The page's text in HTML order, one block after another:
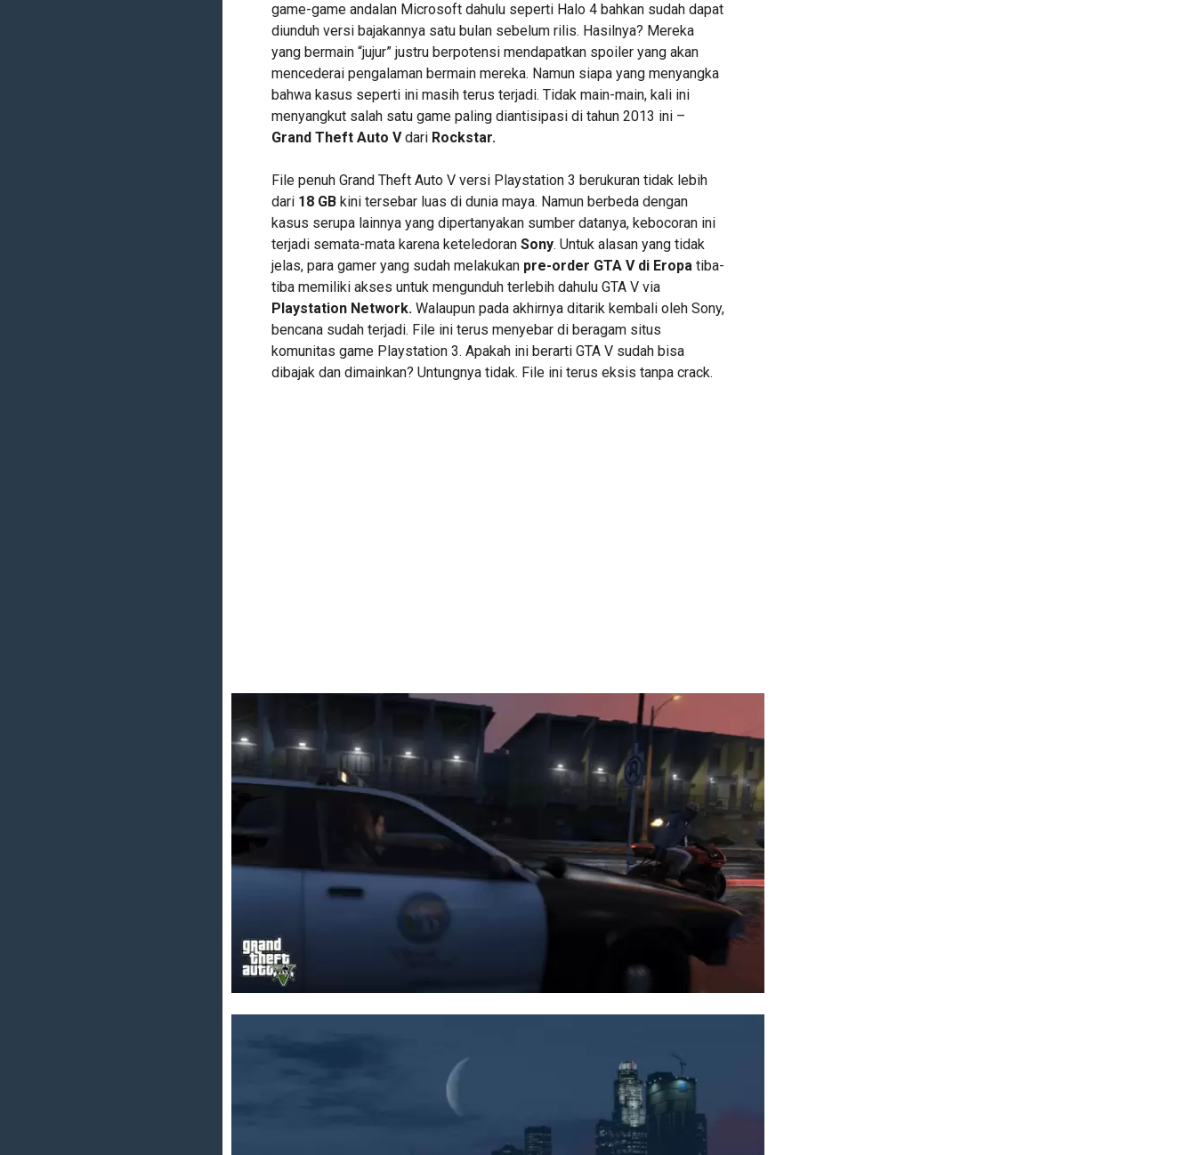
game-game andalan Microsoft dahulu seperti Halo 4 bahkan sudah dapat
diunduh versi bajakannya satu bulan sebelum rilis. Hasilnya? Mereka
yang bermain “jujur” justru berpotensi mendapatkan spoiler yang akan
mencederai pengalaman bermain mereka. Namun siapa yang menyangka
bahwa kasus seperti ini masih terus terjadi. Tidak main-main, kali ini
menyangkut salah satu game paling diantisipasi di tahun 2013 ini –
Grand Theft Auto Vdari Rockstar.
File penuh Grand Theft Auto V versi Playstation 3 berukuran tidak lebih
dari 18 GBkini tersebar luas di dunia maya. Namun berbeda dengan
kasus serupa lainnya yang dipertanyakan sumber datanya, kebocoran ini
terjadi semata-mata karena keteledoranSony. Untuk alasan yang tidak
jelas, para gamer yang sudah melakukan pre-order GTA V di Eropatiba-
tiba memiliki akses untuk mengunduh terlebih dahulu GTA V via
Playstation Network.Walaupun pada akhirnya ditarik kembali oleh Sony,
bencana sudah terjadi. File ini terus menyebar di beragam situs
komunitas game Playstation 3. Apakah ini berarti GTA V sudah bisa
dibajak dan dimainkan? Untungnya tidak. File ini terus eksis tanpa crack.